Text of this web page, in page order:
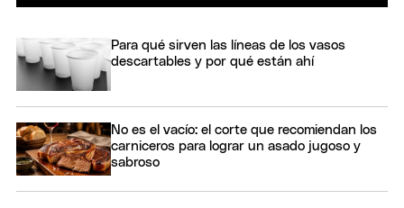
Para qué sirven las líneas de los vasos
descartables y por qué están ahí
No es el vacío: el corte que recomiendan los
carniceros para lograr un asado jugoso y
sabroso